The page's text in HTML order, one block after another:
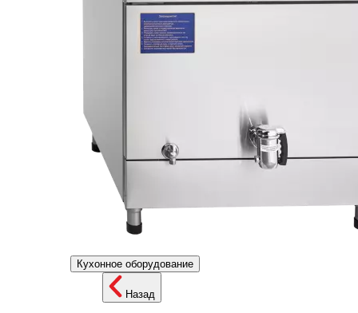
Кухонное оборудование
Назад